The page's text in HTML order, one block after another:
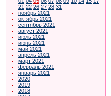
21 22 26 27 28 31
ноябрь 2021
октябрь 2021
сентябрь 2021
август 2021
июль 2021
июнь 2021
май 2021
апрель 2021
март 2021
февраль 2021
январь 2021
2020
2019
2018